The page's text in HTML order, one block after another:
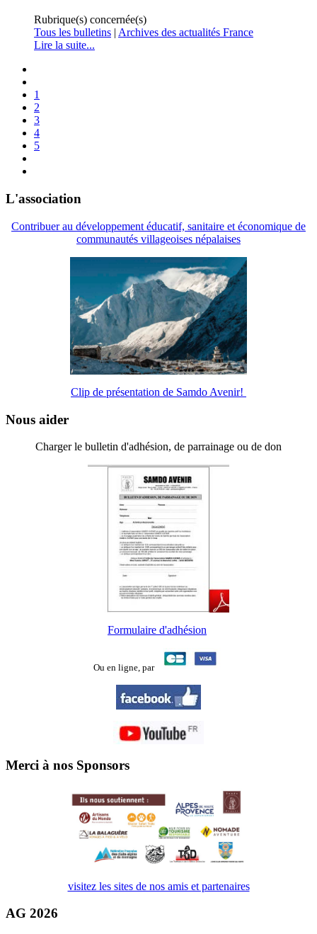
Rubrique(s) concernée(s)
Tous les bulletins | Archives des actualités France
Lire la suite...
1
2
3
4
5
L'association
Contribuer au développement éducatif, sanitaire et économique de
communautés villageoises népalaises
Clip de présentation de Samdo Avenir!
Nous aider
Charger le bulletin d'adhésion, de parrainage ou de don
Formulaire d'adhésion
Ou en ligne, par
Merci à nos Sponsors
visitez les sites de nos amis et partenaires
AG 2026